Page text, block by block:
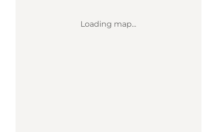
Loading map...